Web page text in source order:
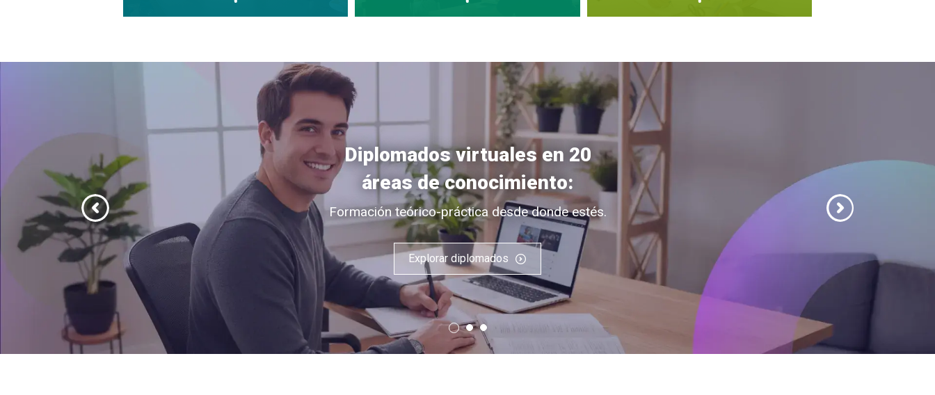
Diplomados virtuales en 20
áreas de conocimiento:
Formación teórico-práctica desde donde estés.
Explorar diplomados